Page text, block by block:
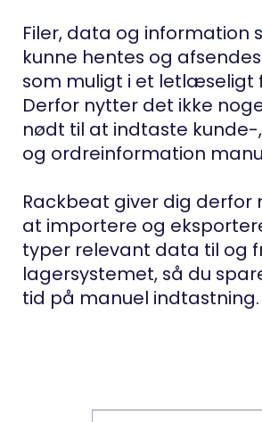
Filer, data og information
kunne hentes og
som muligt i et letlæseligt
Derfor nytter det ikke
nødt til at indtaste
og ordreinformation
Rackbeat giver dig derfor
at importere og
typer relevant data til og
lagersystemet, så du
tid på manuel indtastning.